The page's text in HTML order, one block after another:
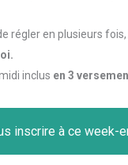
régler en plusieurs fois,
inclus en 3
inscrire à ce week-